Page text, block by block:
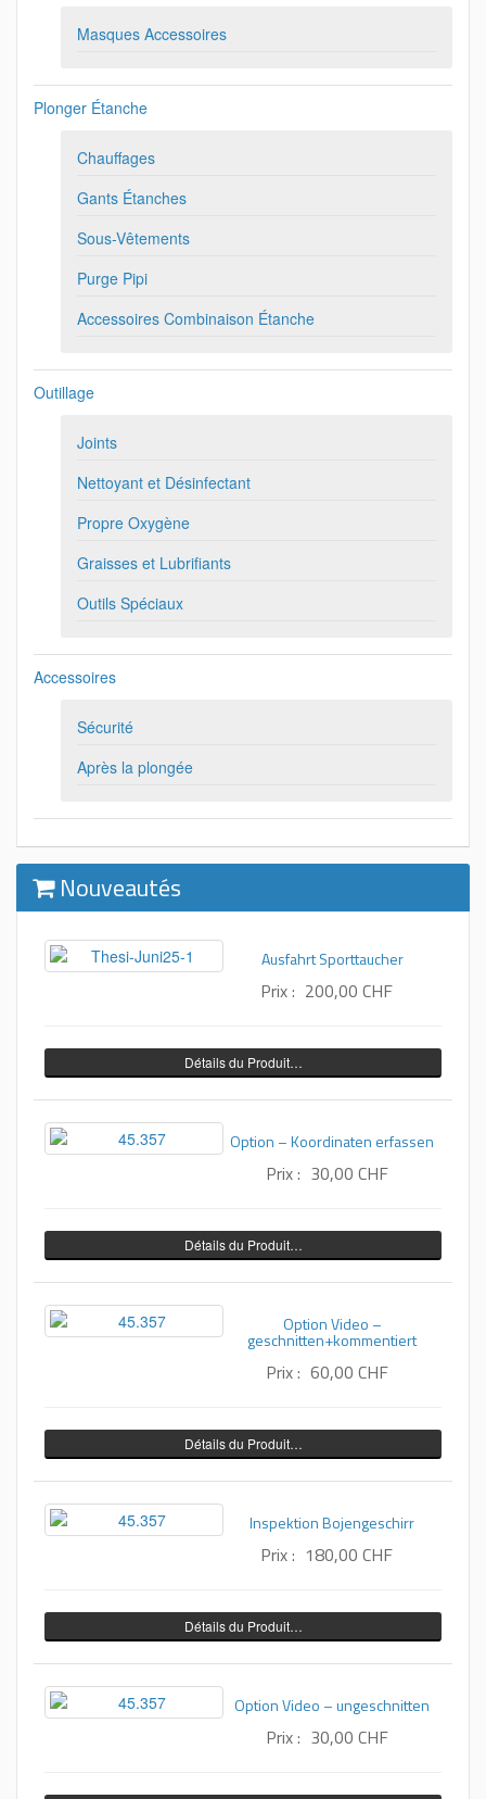
Masques Accessoires
Plonger Étanche
Chauffages
Gants Étanches
Sous-Vêtements
Purge Pipi
Accessoires Combinaison Étanche
Outillage
Joints
Nettoyant et Désinfectant
Propre Oxygène
Graisses et Lubrifiants
Outils Spéciaux
Accessoires
Sécurité
Après la plongée
Nouveautés
Ausfahrt Sporttaucher
Prix : 200,00 CHF
Détails du Produit…
Option – Koordinaten erfassen
Prix : 30,00 CHF
Détails du Produit…
Option Video –
geschnitten+kommentiert
Prix : 60,00 CHF
Détails du Produit…
Inspektion Bojengeschirr
Prix : 180,00 CHF
Détails du Produit…
Option Video – ungeschnitten
Prix : 30,00 CHF